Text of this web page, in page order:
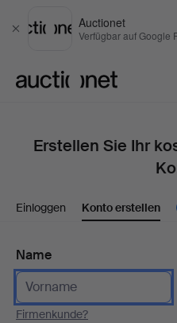
Schließen
Auctionet
Verfügbar auf Google
Erstellen Sie Ihr
Einloggen Konto erstellen
Name
Firmenkunde?